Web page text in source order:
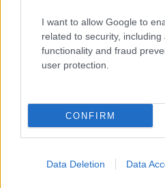
I want to allow Google to
related to security, including
functionality and fraud
user protection.
CONFIRM
Data Deletion Data